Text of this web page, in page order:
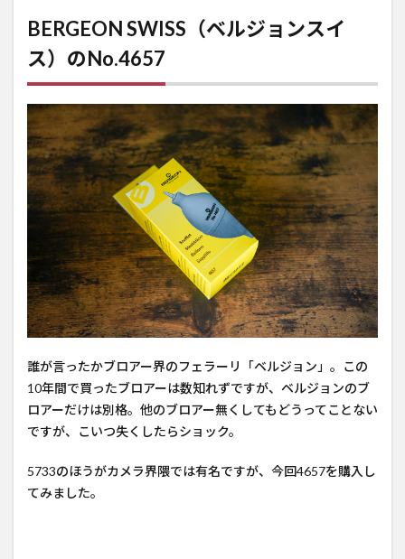
ルジョン
スイス）
の
No.4657
1.1
精密
機械
の聖
地ス
イス
の時
計メ
ーカ
ーの
ブロ
アー
普通
ロア
ーと
違う
の
BERGEON SWISS（ベルジョンスイ
ス）のNo.4657
誰が言ったかブロアー界のフェラーリ「ベルジョン」。この
10年間で買ったブロアーは数知れずですが、ベルジョンのブ
ロアーだけは別格。他のブロアー無くしてもどうってことない
ですが、こいつ失くしたらショック。
5733のほうがカメラ界隈では有名ですが、今回4657を購入し
てみました。